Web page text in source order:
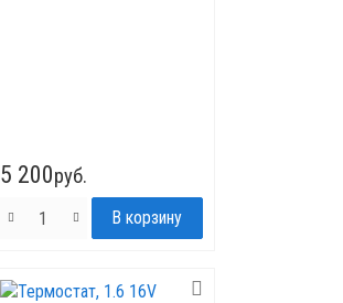
5 200руб.